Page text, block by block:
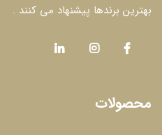
بهترین برندها پیشنهاد می کنند .
محصولات